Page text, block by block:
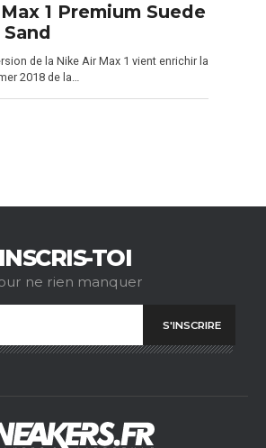
1 Premium Suede
de la Nike Air Max 1 vient enrichir la
2018 de la…
INSCRIS-TOI
ne rien manquer